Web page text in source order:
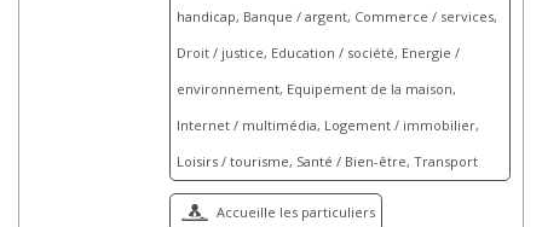
handicap, Banque / argent, Commerce / services,
Droit / justice, Education / société, Energie /
environnement, Equipement de la maison,
Internet / multimédia, Logement / immobilier,
Loisirs / tourisme, Santé / Bien-être, Transport
Accueille les particuliers